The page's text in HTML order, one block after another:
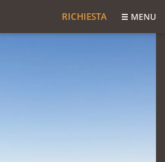
RICHIESTA MENU